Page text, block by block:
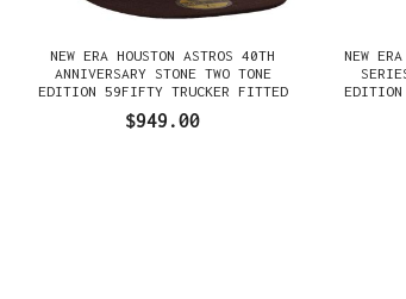
NEW ERA HOUSTON ASTROS 40TH
ANNIVERSARY STONE TWO TONE
EDITION 59FIFTY TRUCKER FITTED
$949.00
NEW
EDITION